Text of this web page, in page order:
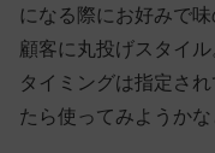
になる際にお好みで
顧客に丸投げスタイ
タイミングは指定さ
たら使ってみようかな